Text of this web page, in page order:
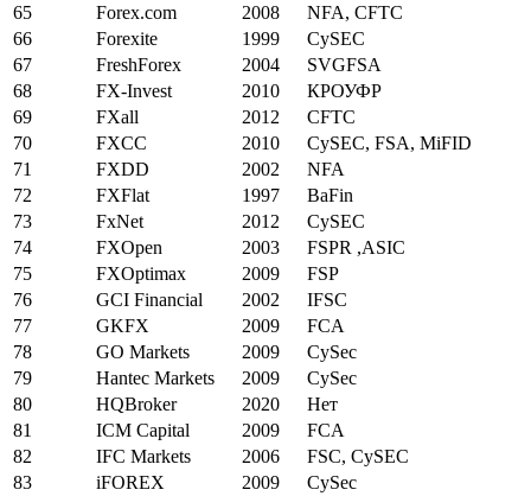
65
Forex.com 2008
NFA, CFTC
66
Forexite 1999
CySEC
67
FreshForex 2004
SVGFSA
68
FX-Invest 2010
КРОУФР
69
FXall 2012
CFTC
70
FXCC 2010
CySEC, FSA, MiFID
71
FXDD 2002
NFA
72
FXFlat 1997
BaFin
73
FxNet 2012
CySEC
74
FXOpen 2003
FSPR ,ASIC
75
FXOptimax 2009
FSP
76
GCI Financial 2002
IFSC
77
GKFX 2009
FCA
78
GO Markets 2009
CySec
79
Hantec Markets 2009
CySec
80
HQBroker 2020
Нет
81
ICM Capital 2009
FCA
82
IFC Markets 2006
FSC, CySEC
83
iFOREX 2009
CySec